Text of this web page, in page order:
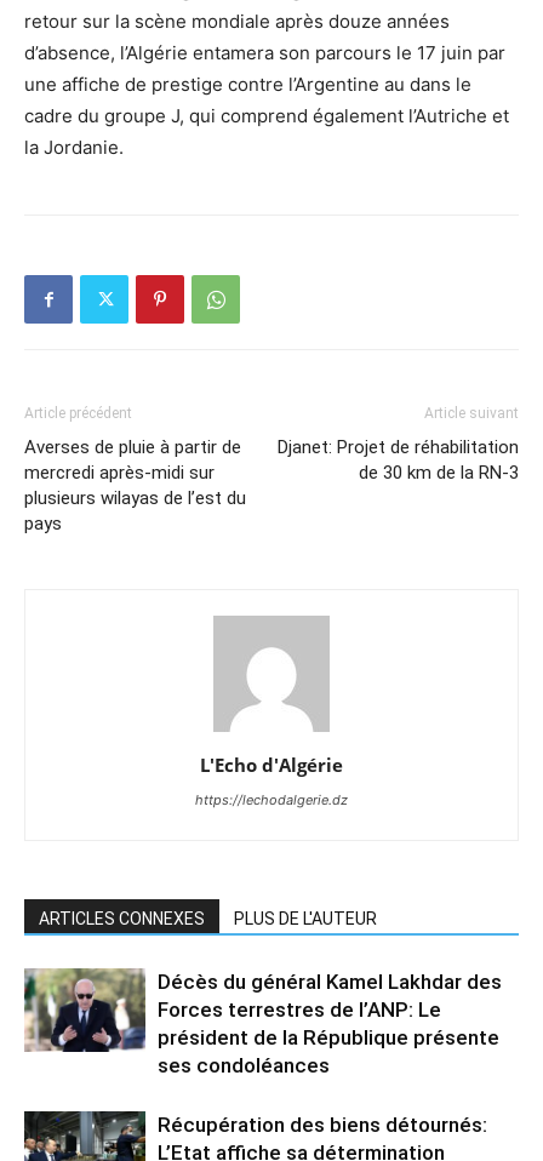
retour sur la scène mondiale après douze années
d’absence, l’Algérie entamera son parcours le 17 juin par
une affiche de prestige contre l’Argentine au dans le
cadre du groupe J, qui comprend également l’Autriche et
la Jordanie.
Article précédent
Averses de pluie à partir de
mercredi après-midi sur
plusieurs wilayas de l’est du
pays
Article suivant
Djanet: Projet de réhabilitation
de 30 km de la RN-3
L'Echo d'Algérie
https://lechodalgerie.dz
ARTICLES CONNEXES PLUS DE L'AUTEUR
Décès du général Kamel Lakhdar des
Forces terrestres de l’ANP: Le
président de la République présente
ses condoléances
Récupération des biens détournés:
L’Etat affiche sa détermination